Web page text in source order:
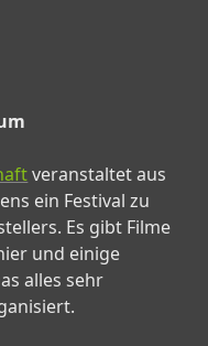
veranstaltet aus
ein Festival zu
Es gibt Filme
und einige
alles sehr